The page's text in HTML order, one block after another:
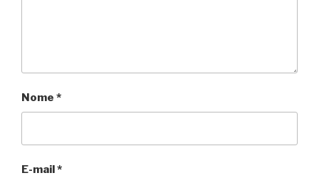
Nome *
E-mail*